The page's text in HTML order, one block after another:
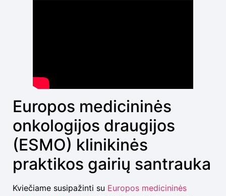
Europos medicininės
onkologijos draugijos
(ESMO) klinikinės
praktikos gairių santrauka
Kviečiame susipažinti su Europos medicininės